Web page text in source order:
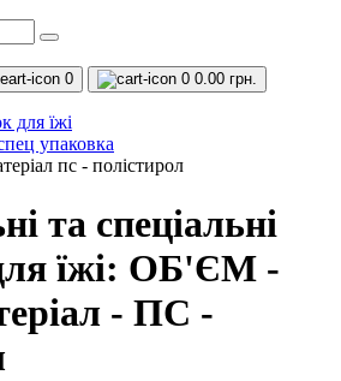
0 0 0.00 грн.
для їжі
упаковка
пс - полістирол
та спеціальні
їжі: ОБ'ЄМ -
- ПС -